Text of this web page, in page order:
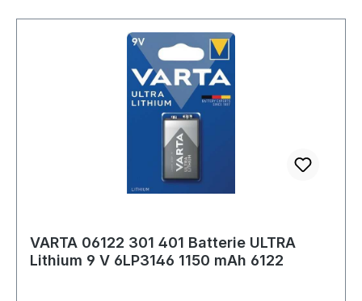
VARTA 06122 301 401 Batterie ULTRA
Lithium 9 V 6LP3146 1150 mAh 6122